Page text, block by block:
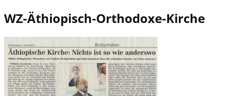
WZ-Äthiopisch-Orthodoxe-Kirche